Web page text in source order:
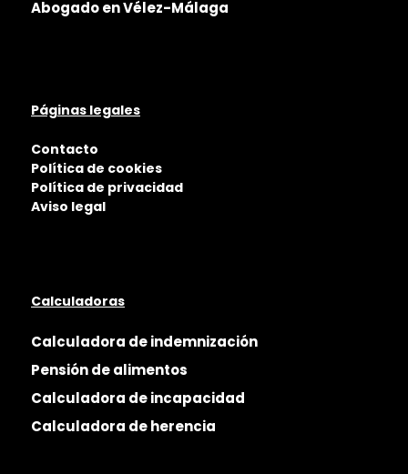
Abogado en Vélez-Málaga
Páginas legales
Contacto
Política de cookies
Política de privacidad
Aviso legal
Calculadoras
Calculadora de indemnización
Pensión de alimentos
Calculadora de incapacidad
Calculadora de herencia